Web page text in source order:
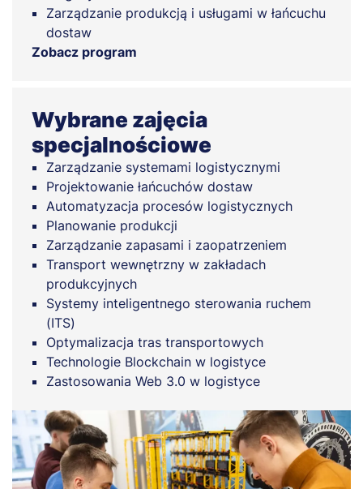
Zarządzanie produkcją i usługami w łańcuchu
dostaw
Zobacz program
Wybrane zajęcia
specjalnościowe
Zarządzanie systemami logistycznymi
Projektowanie łańcuchów dostaw
Automatyzacja procesów logistycznych
Planowanie produkcji
Zarządzanie zapasami i zaopatrzeniem
Transport wewnętrzny w zakładach
produkcyjnych
Systemy inteligentnego sterowania ruchem
(ITS)
Optymalizacja tras transportowych
Technologie Blockchain w logistyce
Zastosowania Web 3.0 w logistyce